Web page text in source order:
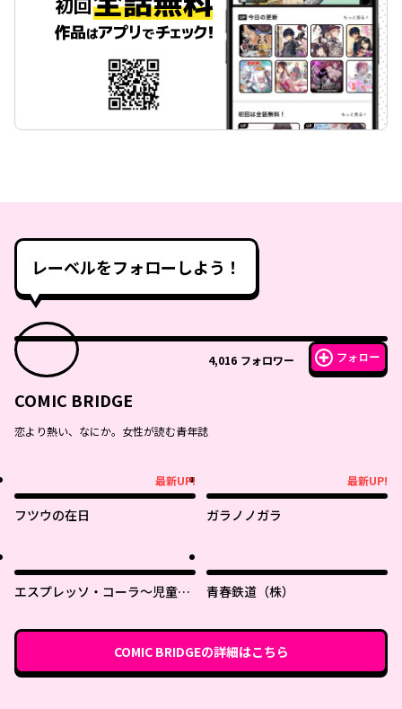
レーベルをフォローしよう！
4,016 フォロワー フォロー
COMIC BRIDGE
恋より熱い、なにか。女性が読む青年誌
最新UP!
フツウの在日
最新UP!
ガラノノガラ
エスプレッソ・コーラ～児童発
青春鉄道（株）
COMIC BRIDGEの詳細はこちら